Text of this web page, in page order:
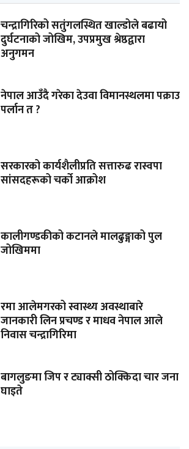
चन्द्रागिरिको सतुंगलस्थित खाल्डोले बढायो
दुर्घटनाको जोखिम, उपप्रमुख श्रेष्ठद्वारा
अनुगमन
नेपाल आउँदै गरेका देउवा विमानस्थलमा पक्राउ
पर्लान त ?
सरकारको कार्यशैलीप्रति सत्तारुढ रास्वपा
सांसदहरूको चर्को आक्रोश
कालीगण्डकीको कटानले मालढुङ्गाको पुल
जोखिममा
रमा आलेमगरको स्वास्थ्य अवस्थाबारे
जानकारी लिन प्रचण्ड र माधव नेपाल आले
निवास चन्द्रागिरिमा
बागलुङमा जिप र ट्याक्सी ठोक्किदा चार जना
घाइते